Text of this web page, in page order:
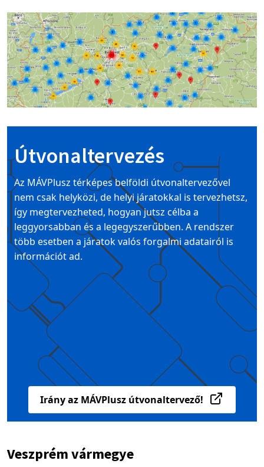
Image
Útvonaltervezés
Az MÁVPlusz térképes belföldi útvonaltervezővel
nem csak helyközi, de helyi járatokkal is tervezhetsz,
így megtervezheted, hogyan jutsz célba a
leggyorsabban és a legegyszerűbben. A rendszer
több esetben a járatok valós forgalmi adatairól is
információt ad.
Irány az MÁVPlusz útvonaltervező!
Veszprém vármegye